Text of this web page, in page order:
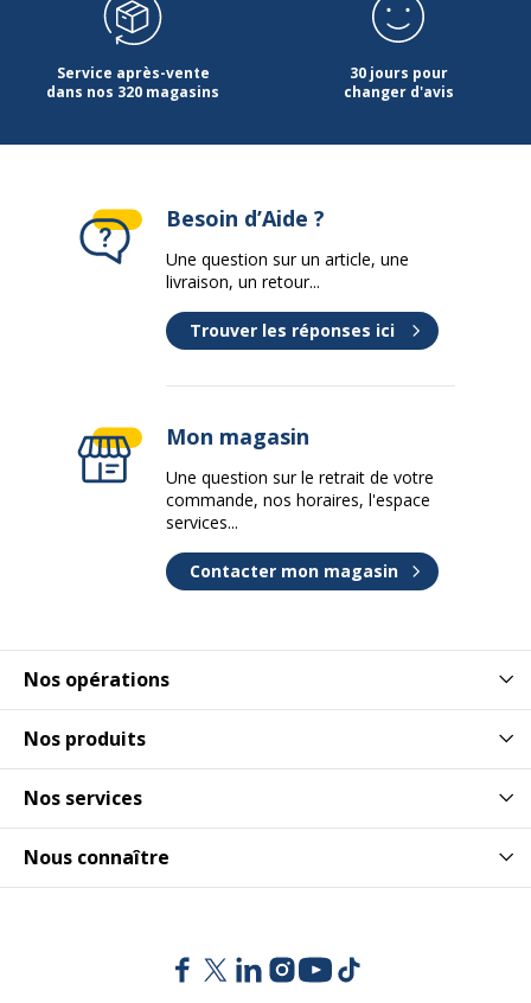
Service après-vente
dans nos 320 magasins
30 jours pour
changer d'avis
Nos opérations
Nos produits
Nos services
Nous connaître
Besoin d’Aide ?
Une question sur un article, une
livraison, un retour...
Trouver les réponses ici
Mon magasin
Une question sur le retrait de votre
commande, nos horaires, l'espace
services...
Contacter mon magasin